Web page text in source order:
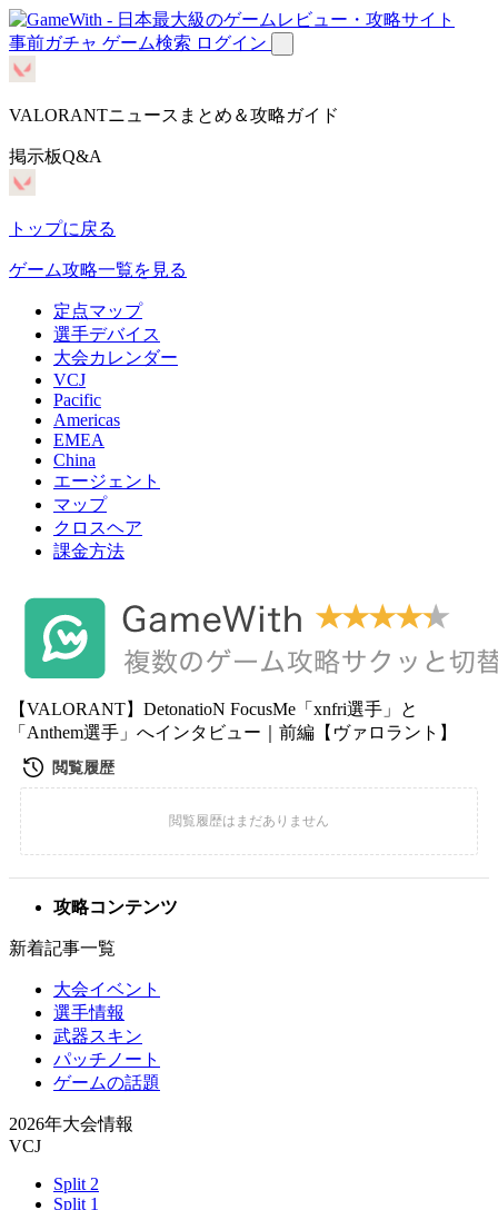
事前ガチャ ゲーム検索 ログイン
VALORANTニュースまとめ＆攻略ガイド
掲示板Q&A
トップに戻る
ゲーム攻略一覧を見る
定点マップ
選手デバイス
大会カレンダー
VCJ
Pacific
Americas
EMEA
China
エージェント
マップ
クロスヘア
課金方法
【VALORANT】DetonatioN FocusMe「xnfri選手」と
「Anthem選手」へインタビュー｜前編【ヴァロラント】
攻略コンテンツ
新着記事一覧
大会イベント
選手情報
武器スキン
パッチノート
ゲームの話題
2026年大会情報
VCJ
Split 2
Split 1